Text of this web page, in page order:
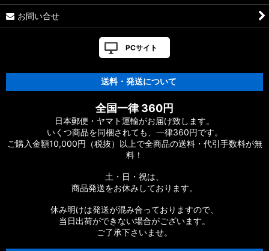
お問い合せ
PCサイト
送料・発送について
全国一律 360円
日本郵便・ヤマト運輸がお届け致します。
いくつ商品を同梱されても、一律360円です。
ご購入金額10,000円（税抜）以上で全商品の送料・代引手数料が無
料！
土・日・祝は、
商品発送をお休みしております。
休み明けは発送が混み合っておりますので、
当日出荷ができない場合がございます。
ご了承下さいませ。